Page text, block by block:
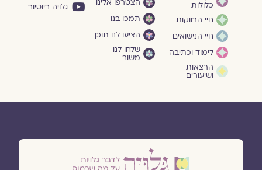
כלולות
חיי הרווקות
חיי הנישואים
לימוד וכתיבה
הרצאות
ושיעורים
הצטרפו אלינו
תמכו בנו
הציעו לנו תוכן
שלחו לנו
משוב
גלויה ביוטיוב